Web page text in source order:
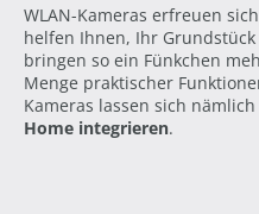
WLAN-Kameras erfreuen
helfen Ihnen, Ihr
bringen so ein Fünkchen
Menge praktischer
Kameras lassen sich
Home integrieren.